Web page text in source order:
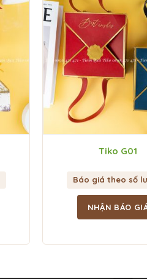
Tiko G01
Báo giá theo số
NHẬN BÁO